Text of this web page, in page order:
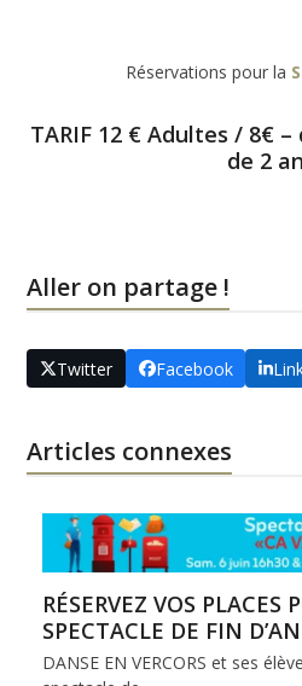
Réservations pour la
TARIF 12 € Adultes / 8€
de 2
Aller on partage !
Twitter Facebook
Articles connexes
RÉSERVEZ VOS PLACES
SPECTACLE DE FIN
DANSE EN VERCORS et ses